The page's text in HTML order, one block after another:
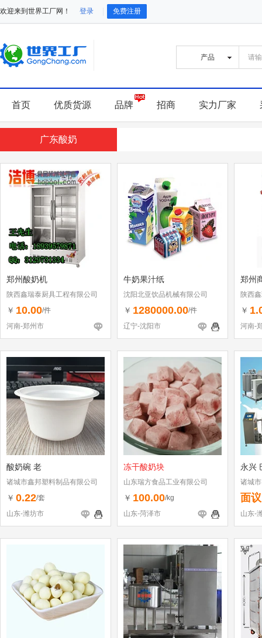
欢迎来到世界工厂网！ 登录 免费注册
首页 优质货源 品牌 招商 实力厂家
广东酸奶
郑州酸奶机
陕西鑫瑞泰厨具工程有限公司
￥ 10.00/件
河南-郑州市
牛奶果汁纸
沈阳北亚饮品机械有限公司
￥ 1280000.00/件
辽宁-沈阳市
郑州
陕西
￥
河南-
酸奶碗 老
诸城市鑫邦塑料制品有限公司
￥ 0.22/套
山东-潍坊市
冻干酸奶块
山东瑞方食品工业有限公司
￥ 100.00/kg
山东-菏泽市
永兴
诸城
面议
山东-